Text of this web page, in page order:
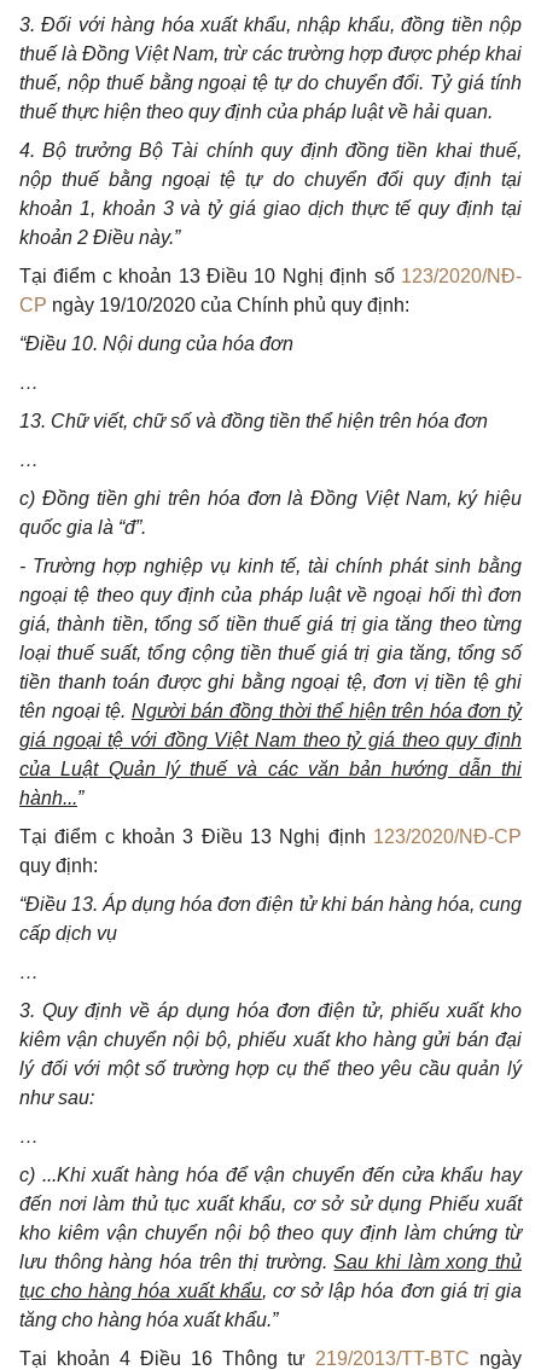
3. Đối với hàng hóa xuất khẩu, nhập khẩu, đồng tiền nộp
thuế là Đồng Việt Nam, trừ các trường hợp được phép khai
thuế, nộp thuế bằng ngoại tệ tự do chuyển đổi. Tỷ giá tính
thuế thực hiện theo quy định của pháp luật về hải quan.
4. Bộ trưởng Bộ Tài chính quy định đồng tiền khai thuế,
nộp thuế bằng ngoại tệ tự do chuyển đổi quy định tại
khoản 1, khoản 3 và tỷ giá giao dịch thực tế quy định tại
khoản 2 Điều này.”
Tại điểm c khoản 13 Điều 10 Nghị định số 123/2020/NĐ-
CP ngày 19/10/2020 của Chính phủ quy định:
“Điều 10. Nội dung của hóa đơn
…
13. Chữ viết, chữ số và đồng tiền thể hiện trên hóa đơn
…
c) Đồng tiền ghi trên hóa đơn là Đồng Việt Nam, ký hiệu
quốc gia là “đ”.
- Trường hợp nghiệp vụ kinh tế, tài chính phát sinh bằng
ngoại tệ theo quy định của pháp luật về ngoại hối thì đơn
giá, thành tiền, tổng số tiền thuế giá trị gia tăng theo từng
loại thuế suất, tổng cộng tiền thuế giá trị gia tăng, tổng số
tiền thanh toán được ghi bằng ngoại tệ, đơn vị tiền tệ ghi
tên ngoại tệ. Người bán đồng thời thể hiện trên hóa đơn tỷ
giá ngoại tệ với đồng Việt Nam theo tỷ giá theo quy định
của Luật Quản lý thuế và các văn bản hướng dẫn thi
hành...”
Tại điểm c khoản 3 Điều 13 Nghị định 123/2020/NĐ-CP
quy định:
“Điều 13. Áp dụng hóa đơn điện tử khi bán hàng hóa, cung
cấp dịch vụ
…
3. Quy định về áp dụng hóa đơn điện tử, phiếu xuất kho
kiêm vận chuyển nội bộ, phiếu xuất kho hàng gửi bán đại
lý đối với một số trường hợp cụ thể theo yêu cầu quản lý
như sau:
…
c) ...Khi xuất hàng hóa để vận chuyển đến cửa khẩu hay
đến nơi làm thủ tục xuất khẩu, cơ sở sử dụng Phiếu xuất
kho kiêm vận chuyển nội bộ theo quy định làm chứng từ
lưu thông hàng hóa trên thị trường.Sau khi làm xong thủ
tục cho hàng hóa xuất khẩu, cơ sở lập hóa đơn giá trị gia
tăng cho hàng hóa xuất khẩu.”
Tại khoản 4 Điều 16 Thông tư 219/2013/TT-BTC ngày